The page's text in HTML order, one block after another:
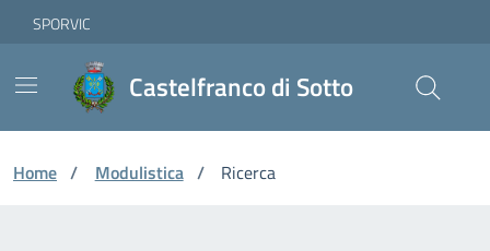
Skip to Main Content
Vai ai contenuti
Vai al footer
SPORVIC
Castelfranco di Sotto
Home / Modulistica / Ricerca